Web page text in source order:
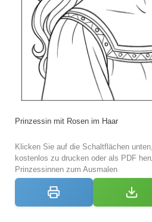
Prinzessin mit Rosen im Haar
Klicken Sie auf die Schaltflächen
kostenlos zu drucken oder als PDF
Prinzessinnen zum Ausmalen